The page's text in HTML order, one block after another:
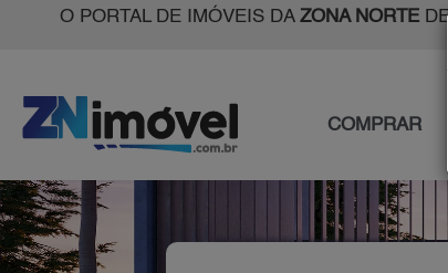
O PORTAL DE IMÓVEIS DA ZONA NORTE
COMPRAR